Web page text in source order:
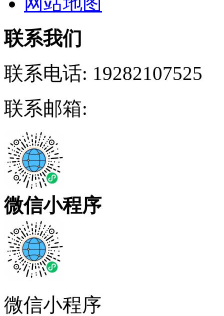
联系我们
联系电话: 19282107525
联系邮箱:
微信小程序
微信小程序